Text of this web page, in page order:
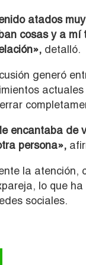
atados
cosas y a mí
detalló.
generó
encantaba de
persona»,
la atención,
lo que
sociales.